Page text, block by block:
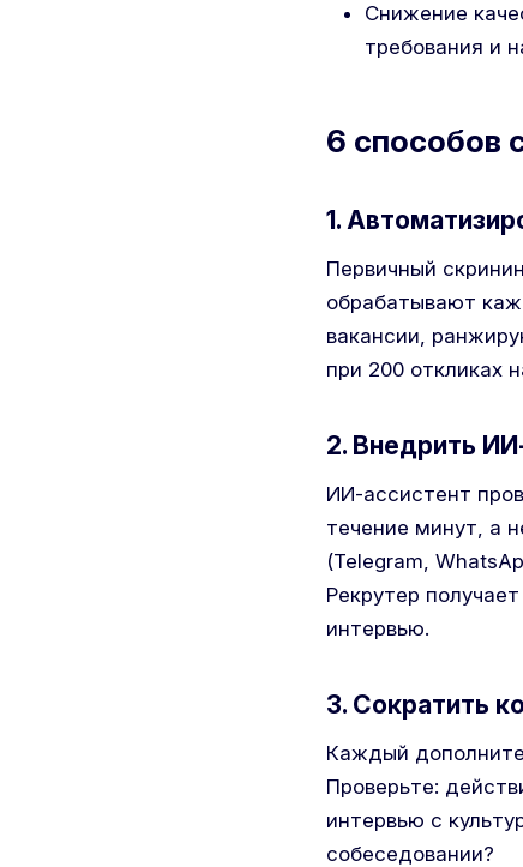
Снижение
требования и
6 способов
1.
Первичный
обрабатывают
вакансии,
при 200 откликах
2. Внедрить
ИИ-ассистент
течение минут, а
(Telegram,
Рекрутер
интервью.
3. Сократить
Каждый
Проверьте:
интервью с
собеседовании?